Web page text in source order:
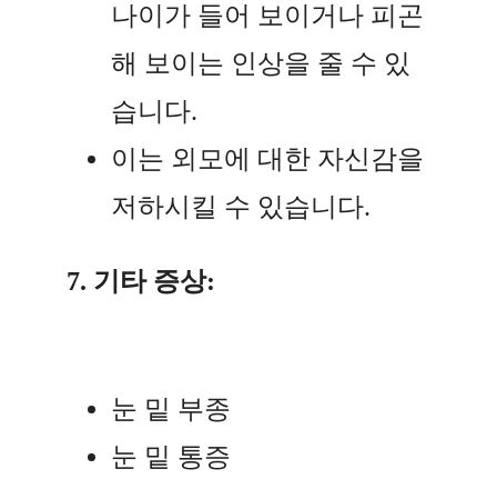
나이가 들어 보이거나 피곤
해 보이는 인상을 줄 수 있
습니다.
이는 외모에 대한 자신감을
저하시킬 수 있습니다.
7. 기타 증상:
눈 밑 부종
눈 밑 통증